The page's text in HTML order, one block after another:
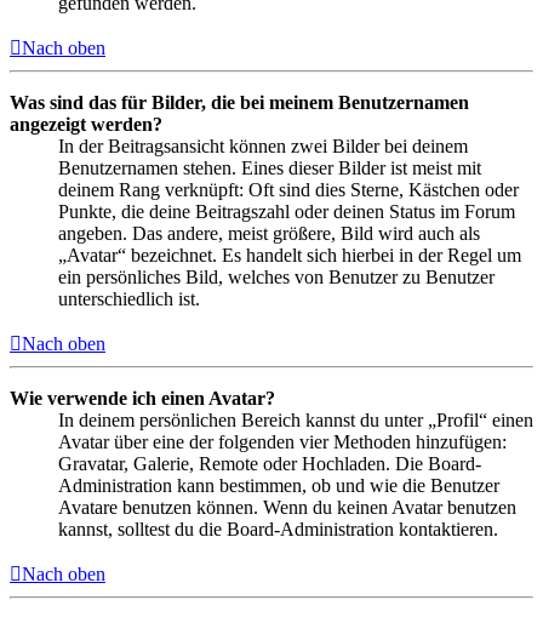
Nach oben
Was sind das für Bilder, die bei meinem Benutzernamen
angezeigt werden?
In der Beitragsansicht können zwei Bilder bei deinem
Benutzernamen stehen. Eines dieser Bilder ist meist mit
deinem Rang verknüpft: Oft sind dies Sterne, Kästchen oder
Punkte, die deine Beitragszahl oder deinen Status im Forum
angeben. Das andere, meist größere, Bild wird auch als
„Avatar“ bezeichnet. Es handelt sich hierbei in der Regel um
ein persönliches Bild, welches von Benutzer zu Benutzer
unterschiedlich ist.
Nach oben
Wie verwende ich einen Avatar?
In deinem persönlichen Bereich kannst du unter „Profil“ einen
Avatar über eine der folgenden vier Methoden hinzufügen:
Gravatar, Galerie, Remote oder Hochladen. Die Board-
Administration kann bestimmen, ob und wie die Benutzer
Avatare benutzen können. Wenn du keinen Avatar benutzen
kannst, solltest du die Board-Administration kontaktieren.
Nach oben